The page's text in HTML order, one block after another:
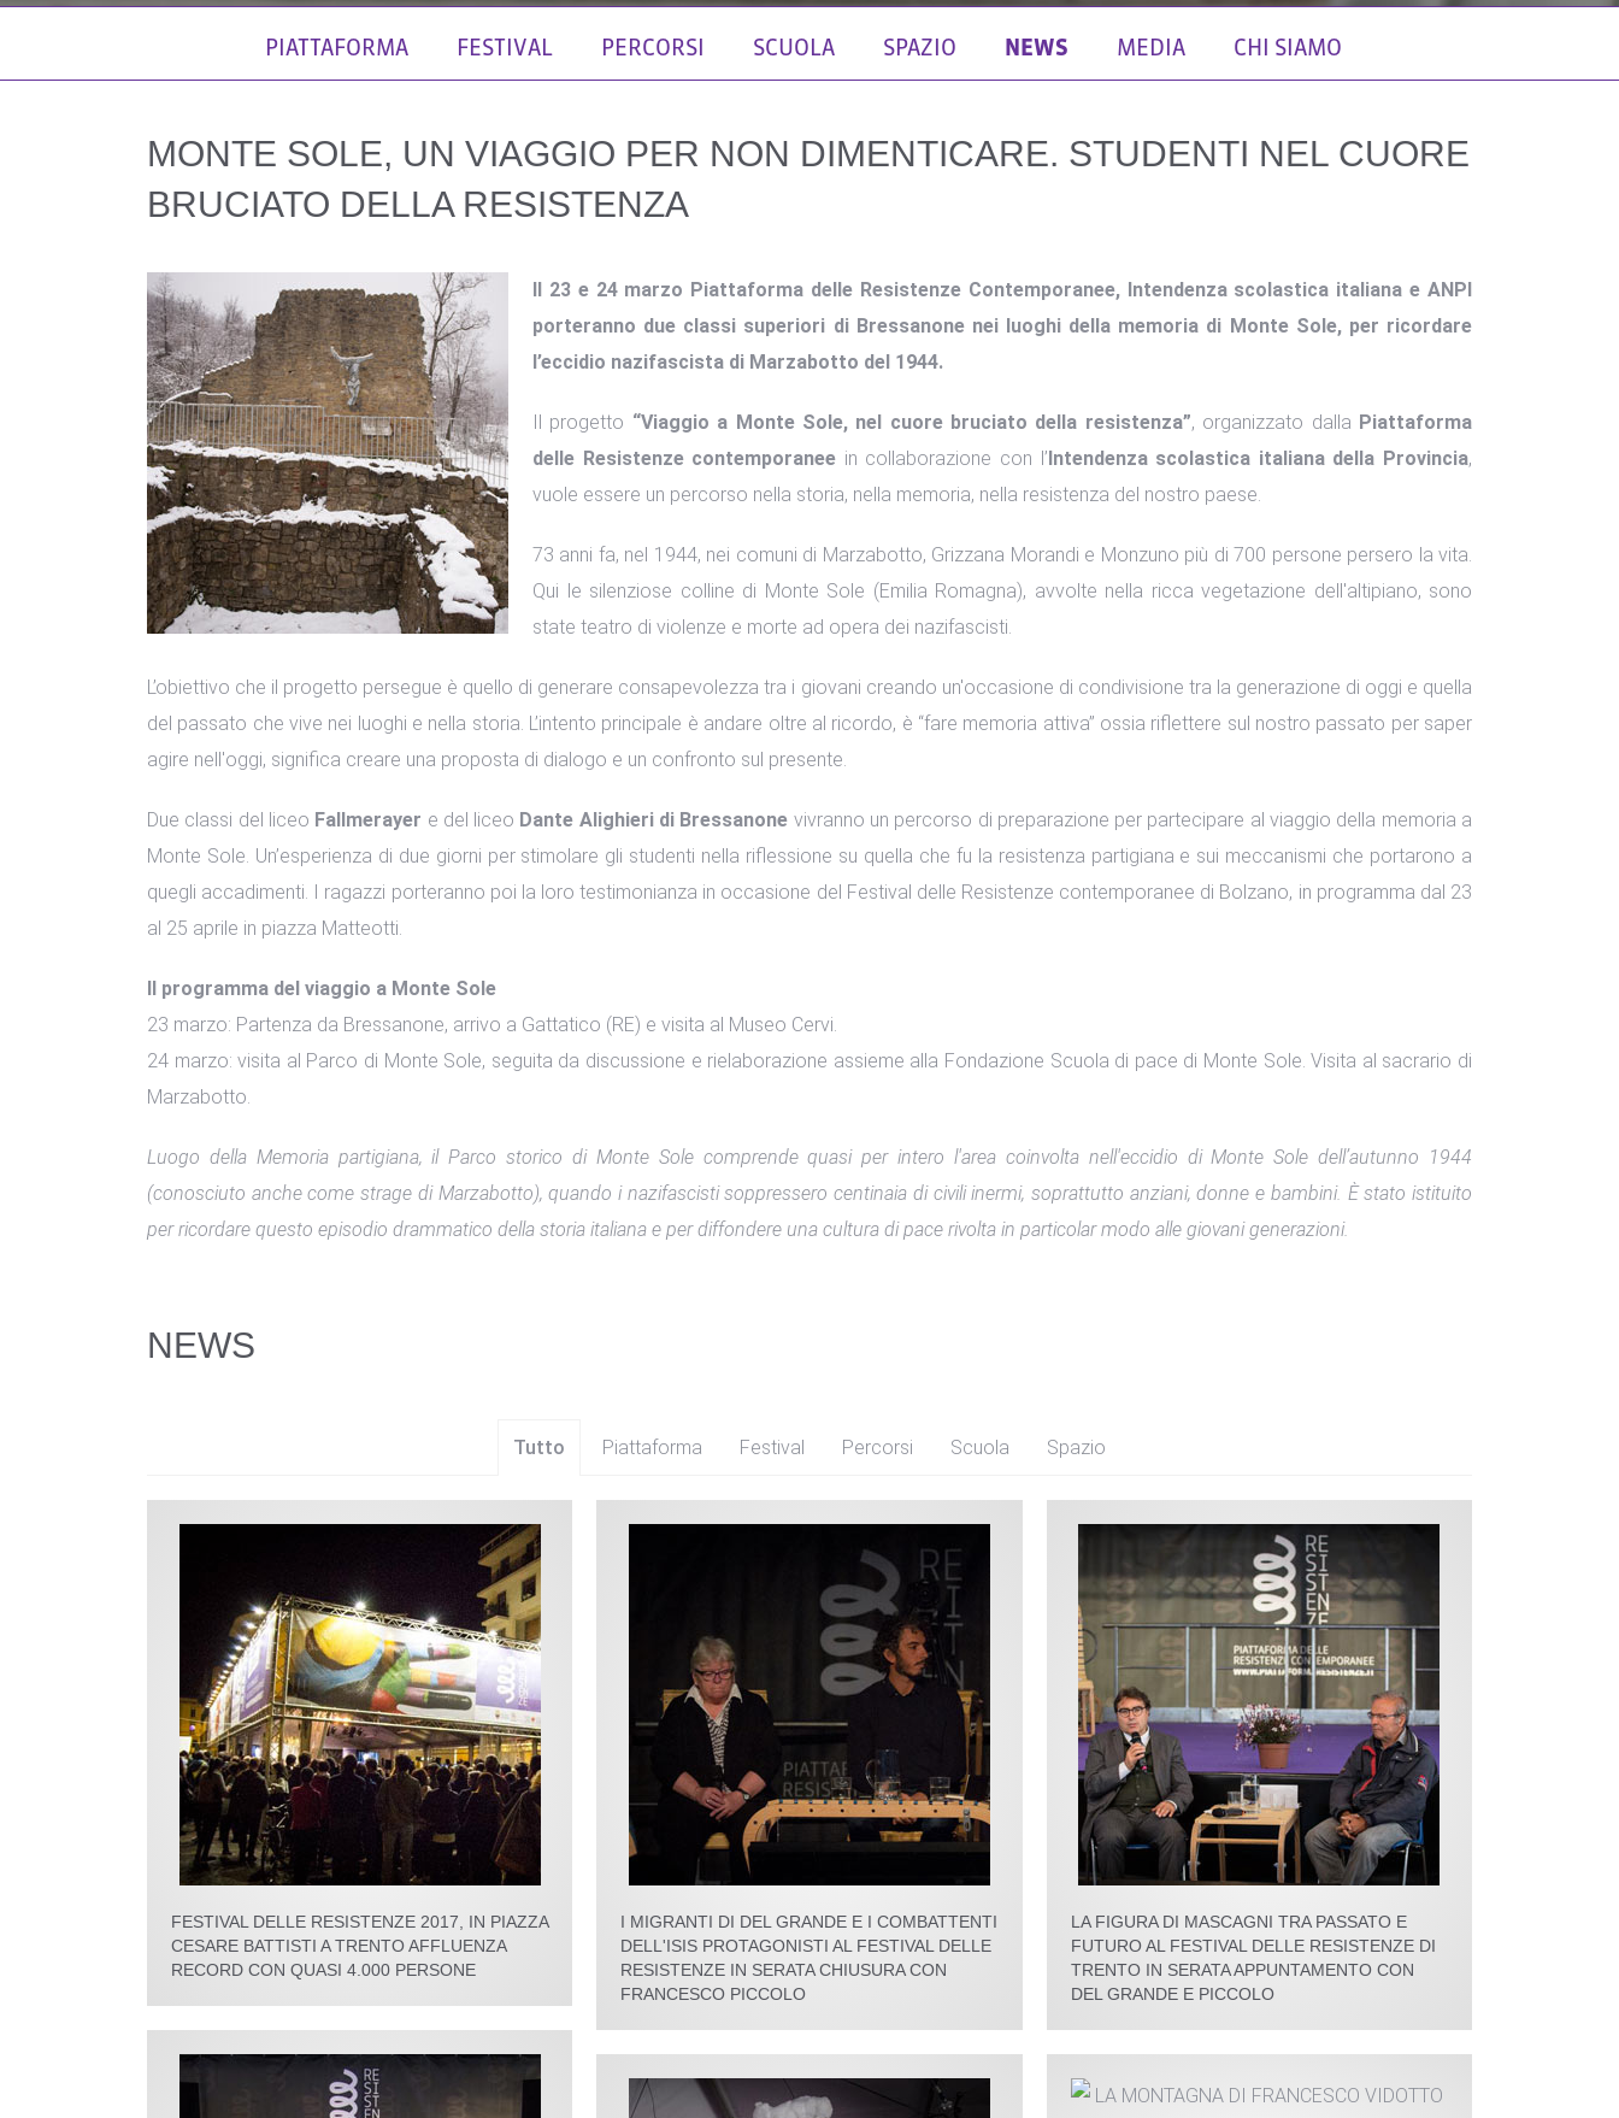
PIATTAFORMA FESTIVAL PERCORSI SCUOLA SPAZIO NEWS MEDIA CHI SIAMO
MONTE SOLE, UN VIAGGIO PER NON DIMENTICARE. STUDENTI NEL CUORE
BRUCIATO DELLA RESISTENZA
Il 23 e 24 marzo Piattaforma delle Resistenze Contemporanee, Intendenza scolastica italiana e ANPI
porteranno due classi superiori di Bressanone nei luoghi della memoria di Monte Sole, per ricordare
l’eccidio nazifascista di Marzabotto del 1944.
Il progetto “Viaggio a Monte Sole, nel cuore bruciato della resistenza”, organizzato dalla Piattaforma
delle Resistenze contemporanee in collaborazione con l’Intendenza scolastica italiana della Provincia,
vuole essere un percorso nella storia, nella memoria, nella resistenza del nostro paese.
73 anni fa, nel 1944, nei comuni di Marzabotto, Grizzana Morandi e Monzuno più di 700 persone persero la vita.
Qui le silenziose colline di Monte Sole (Emilia Romagna), avvolte nella ricca vegetazione dell'altipiano, sono
state teatro di violenze e morte ad opera dei nazifascisti.
L’obiettivo che il progetto persegue è quello di generare consapevolezza tra i giovani creando un'occasione di condivisione tra la generazione di oggi e quella
del passato che vive nei luoghi e nella storia. L’intento principale è andare oltre al ricordo, è “fare memoria attiva” ossia riflettere sul nostro passato per saper
agire nell'oggi, significa creare una proposta di dialogo e un confronto sul presente.
Due classi del liceo Fallmerayer e del liceo Dante Alighieri di Bressanone vivranno un percorso di preparazione per partecipare al viaggio della memoria a
Monte Sole. Un’esperienza di due giorni per stimolare gli studenti nella riflessione su quella che fu la resistenza partigiana e sui meccanismi che portarono a
quegli accadimenti. I ragazzi porteranno poi la loro testimonianza in occasione del Festival delle Resistenze contemporanee di Bolzano, in programma dal 23
al 25 aprile in piazza Matteotti.
Il programma del viaggio a Monte Sole
23 marzo: Partenza da Bressanone, arrivo a Gattatico (RE) e visita al Museo Cervi.
24 marzo: visita al Parco di Monte Sole, seguita da discussione e rielaborazione assieme alla Fondazione Scuola di pace di Monte Sole. Visita al sacrario di
Marzabotto.
Luogo della Memoria partigiana, il Parco storico di Monte Sole comprende quasi per intero l'area coinvolta nell'eccidio di Monte Sole dell’autunno 1944
(conosciuto anche come strage di Marzabotto), quando i nazifascisti soppressero centinaia di civili inermi, soprattutto anziani, donne e bambini. È stato istituito
per ricordare questo episodio drammatico della storia italiana e per diffondere una cultura di pace rivolta in particolar modo alle giovani generazioni.
NEWS
Tutto Piattaforma Festival Percorsi Scuola Spazio
FESTIVAL DELLE RESISTENZE 2017, IN PIAZZA
CESARE BATTISTI A TRENTO AFFLUENZA
RECORD CON QUASI 4.000 PERSONE
I MIGRANTI DI DEL GRANDE E I COMBATTENTI
DELL'ISIS PROTAGONISTI AL FESTIVAL DELLE
RESISTENZE IN SERATA CHIUSURA CON
FRANCESCO PICCOLO
LA FIGURA DI MASCAGNI TRA PASSATO E
FUTURO AL FESTIVAL DELLE RESISTENZE DI
TRENTO IN SERATA APPUNTAMENTO CON
DEL GRANDE E PICCOLO